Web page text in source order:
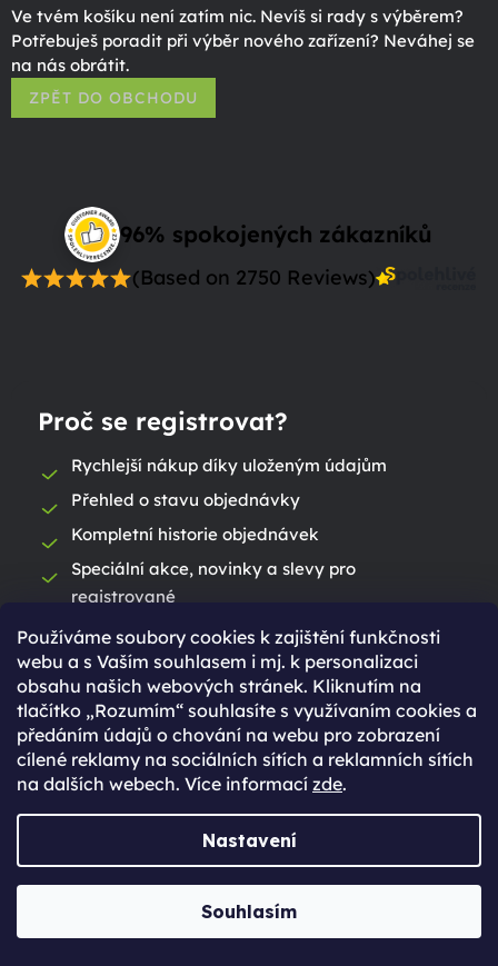
Používáme soubory cookies k zajištění funkčnosti
webu a s Vaším souhlasem i mj. k personalizaci
obsahu našich webových stránek. Kliknutím na
tlačítko „Rozumím“ souhlasíte s využívaním cookies a
předáním údajů o chování na webu pro zobrazení
cílené reklamy na sociálních sítích a reklamních sítích
na dalších webech. Více informací zde.
Nastavení
Souhlasím
Ve tvém košíku není zatím nic. Nevíš si rady s výběrem?
Potřebuješ poradit při výběr nového zařízení? Neváhej se
na nás obrátit.
ZPĚT DO OBCHODU
96% spokojených zákazníků
(Based on 2750 Reviews)
Proč se registrovat?
Rychlejší nákup díky uloženým údajům
Přehled o stavu objednávky
Kompletní historie objednávek
Speciální akce, novinky a slevy pro
registrované
Máte již účet vytvořený?
Přihlaste se
Přihlásit se
Ještě nemáte účet?